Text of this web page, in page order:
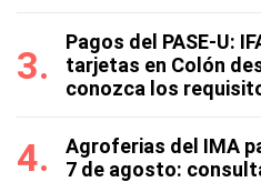
Pagos del PASE-U:
tarjetas en Colón
conozca los
Agroferias del IMA
7 de agosto: